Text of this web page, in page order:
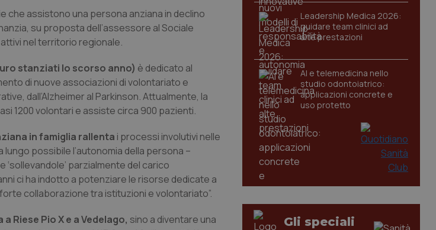
che assistono una persona anziana in declino
su proposta dell’assessore al Sociale
attivi nel territorio regionale.
stanziati lo scorso anno) è dedicato al
di nuove associazioni di volontariato e
dall’Alzheimer al Parkinson. Attualmente, la
1200 volontari e assiste circa 900 pazienti.
in famiglia rallenta i processi involutivi nelle
possibile l’autonomia della persona –
parzialmente del carico
ci ha indotto a potenziare le risorse dedicate a
collaborazione tra istituzioni e volontariato”.
Riese Pio X e a Vedelago, sino a diventare una
Leadership Medica 2026:
guidare team clinici ad
alte prestazioni
AI e telemedicina nello
studio odontoiatrico:
applicazioni concrete e
uso protetto
Gli speciali